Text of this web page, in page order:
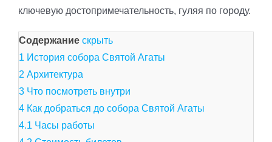
ключевую достопримечательность, гуляя по городу.
Содержание скрыть
1 История собора Святой Агаты
2 Архитектура
3 Что посмотреть внутри
4 Как добраться до собора Святой Агаты
4.1 Часы работы